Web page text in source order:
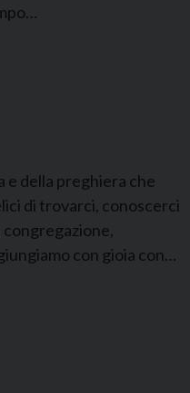
e della preghiera che
di trovarci, conoscerci
con gioia con…